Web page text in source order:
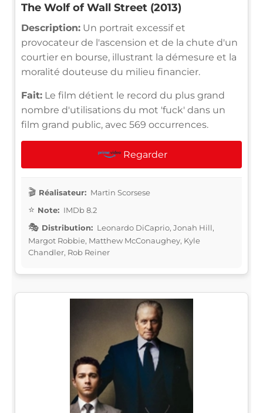
The Wolf of Wall Street (2013)
Description: Un portrait excessif et
provocateur de l'ascension et de la chute d'un
courtier en bourse, illustrant la démesure et la
moralité douteuse du milieu financier.
Fait: Le film détient le record du plus grand
nombre d'utilisations du mot 'fuck' dans un
film grand public, avec 569 occurrences.
Regarder
Réalisateur: Martin Scorsese
Note: IMDb 8.2
Distribution: Leonardo DiCaprio, Jonah Hill,
Margot Robbie, Matthew McConaughey, Kyle
Chandler, Rob Reiner